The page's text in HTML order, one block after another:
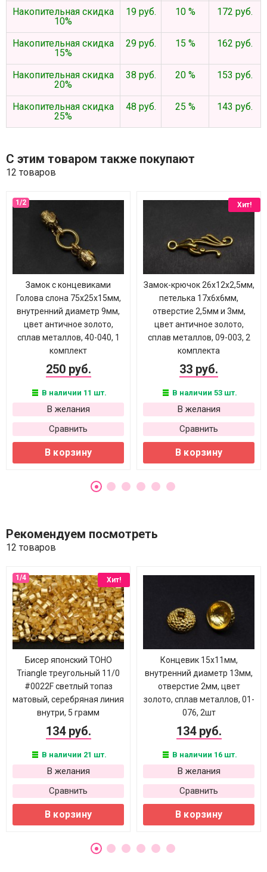
Накопительная скидка
10%
19 руб. 10 % 172 руб.
Накопительная скидка
15%
29 руб. 15 % 162 руб.
Накопительная скидка
20%
38 руб. 20 % 153 руб.
Накопительная скидка
25%
48 руб. 25 % 143 руб.
С этим товаром также покупают
12 товаров
Замок с концевиками
Голова слона 75х25х15мм,
внутренний диаметр 9мм,
цвет античное золото,
сплав металлов, 40-040, 1
комплект
250 руб.
В наличии 11 шт.
В желания
Сравнить
В корзину
Хит!
Замок-крючок 26х12х2,5мм,
петелька 17х6х6мм,
отверстие 2,5мм и 3мм,
цвет античное золото,
сплав металлов, 09-003, 2
комплекта
33 руб.
В наличии 53 шт.
В желания
Сравнить
В корзину
Рекомендуем посмотреть
12 товаров
Хит!
Бисер японский TOHO
Triangle треугольный 11/0
#0022F светлый топаз
матовый, серебряная линия
внутри, 5 грамм
134 руб.
В наличии 21 шт.
В желания
Сравнить
В корзину
Концевик 15х11мм,
внутренний диаметр 13мм,
отверстие 2мм, цвет
золото, сплав металлов, 01-
076, 2шт
134 руб.
В наличии 16 шт.
В желания
Сравнить
В корзину